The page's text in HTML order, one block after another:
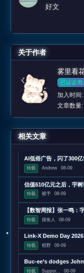
好文
关于作者
雾里看
已认证用
加入时间
文章数量
相关文章
AI低俗广告，闪了300
转载 Andrew 08-09
估值610亿元之后，宇
转载 褚予 08-09
转载 摸鱼人 08-09
Link-X Demo Day 2026
转载 程野 08-09
Buc-ee’s dodges
转载 Suppor... 08-09